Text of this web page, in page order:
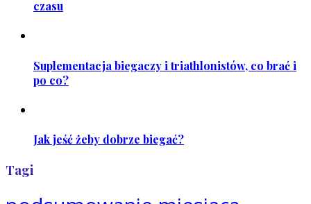
czasu
Suplementacja biegaczy i triathlonistów, co brać i
po co?
Jak jeść żeby dobrze biegać?
Tagi